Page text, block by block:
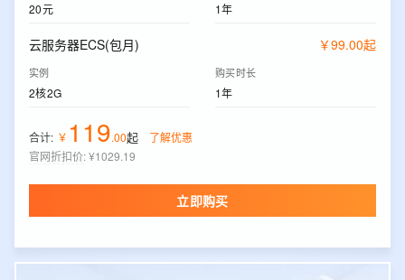
20元 1年
云服务器ECS(包月) ￥99.00起
实例
2核2G
购买时长
1年
合计: ￥ 119.00起
了解优惠
官网折扣价:¥1029.19
立即购买